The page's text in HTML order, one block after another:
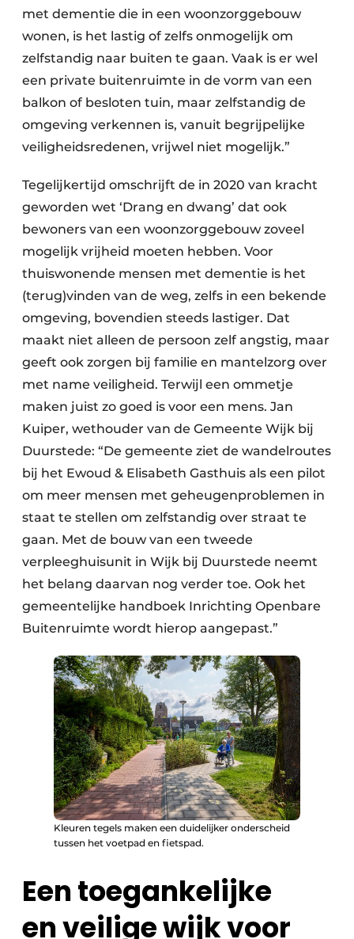
met dementie die in een woonzorggebouw
wonen, is het lastig of zelfs onmogelijk om
zelfstandig naar buiten te gaan. Vaak is er wel
een private buitenruimte in de vorm van een
balkon of besloten tuin, maar zelfstandig de
omgeving verkennen is, vanuit begrijpelijke
veiligheidsredenen, vrijwel niet mogelijk.”
Tegelijkertijd omschrijft de in 2020 van kracht
geworden wet ‘Drang en dwang’ dat ook
bewoners van een woonzorggebouw zoveel
mogelijk vrijheid moeten hebben. Voor
thuiswonende mensen met dementie is het
(terug)vinden van de weg, zelfs in een bekende
omgeving, bovendien steeds lastiger. Dat
maakt niet alleen de persoon zelf angstig, maar
geeft ook zorgen bij familie en mantelzorg over
met name veiligheid. Terwijl een ommetje
maken juist zo goed is voor een mens. Jan
Kuiper, wethouder van de Gemeente Wijk bij
Duurstede: “De gemeente ziet de wandelroutes
bij het Ewoud & Elisabeth Gasthuis als een pilot
om meer mensen met geheugenproblemen in
staat te stellen om zelfstandig over straat te
gaan. Met de bouw van een tweede
verpleeghuisunit in Wijk bij Duurstede neemt
het belang daarvan nog verder toe. Ook het
gemeentelijke handboek Inrichting Openbare
Buitenruimte wordt hierop aangepast.”
Kleuren tegels maken een duidelijker onderscheid
tussen het voetpad en fietspad.
Een toegankelijke
en veilige wijk voor